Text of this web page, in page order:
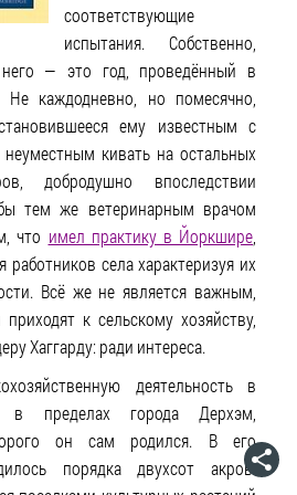
соответствующие
испытания. Собственно,
— это год, проведённый в
Не каждодневно, но помесячно,
ему известным с
кивать на остальных
добродушно впоследствии
тем же ветеринарным врачом
что имел практику в Йоркшире
села характеризуя их
Всё же не является важным,
к сельскому хозяйству,
Хаггарду: ради интереса.
деятельность в
в пределах города Дерхэм,
он сам родился. В его
порядка двухсот акров.